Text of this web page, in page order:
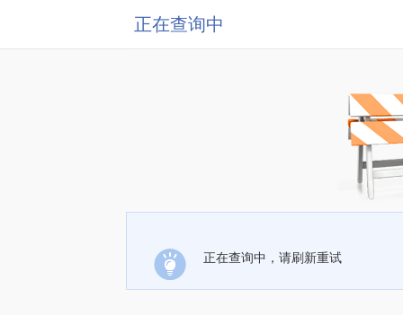
正在查询中
正在查询中，请刷新重试